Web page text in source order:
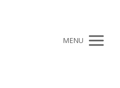
MENU